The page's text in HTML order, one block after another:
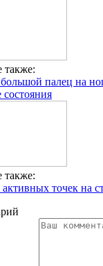
также:
палец на
состояния
также:
точек на